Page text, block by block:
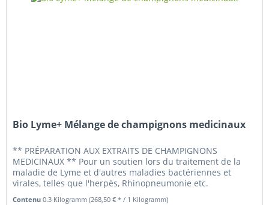
Bio Lyme+ Mélange de champignons medicinaux
** PRÉPARATION AUX EXTRAITS DE CHAMPIGNONS
MEDICINAUX ** Pour un soutien lors du traitement de la
maladie de Lyme et d'autres maladies bactériennes et
virales, telles que l'herpès, Rhinopneumonie etc.
Contenu0.3 Kilogramm(268,50 € * / 1 Kilogramm)